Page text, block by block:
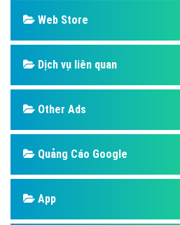
Web Store
Dịch vụ liên quan
Other Ads
Quảng Cáo Google
App